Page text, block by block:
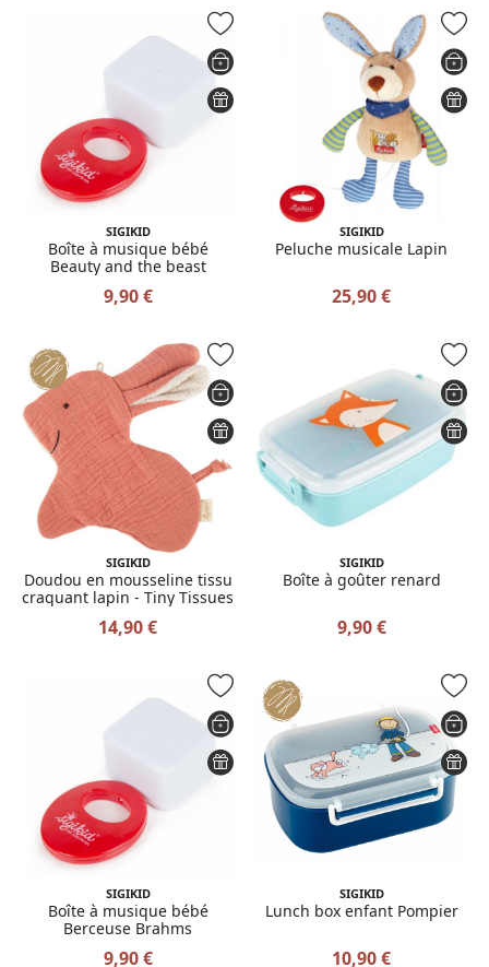
SIGIKID
Boîte à musique bébé
Beauty and the beast
9,90 €
SIGIKID
Peluche musicale Lapin
25,90 €
SIGIKID
Doudou en mousseline tissu
craquant lapin - Tiny Tissues
14,90 €
SIGIKID
Boîte à goûter renard
9,90 €
SIGIKID
Boîte à musique bébé
Berceuse Brahms
9,90 €
SIGIKID
Lunch box enfant Pompier
10,90 €